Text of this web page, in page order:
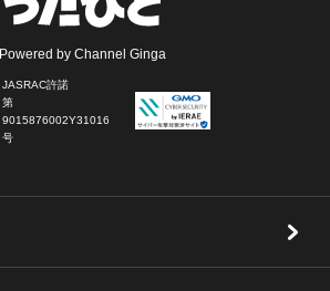
Powered by Channel Ginga
JASRAC許諾
第
9015876002Y31016
号